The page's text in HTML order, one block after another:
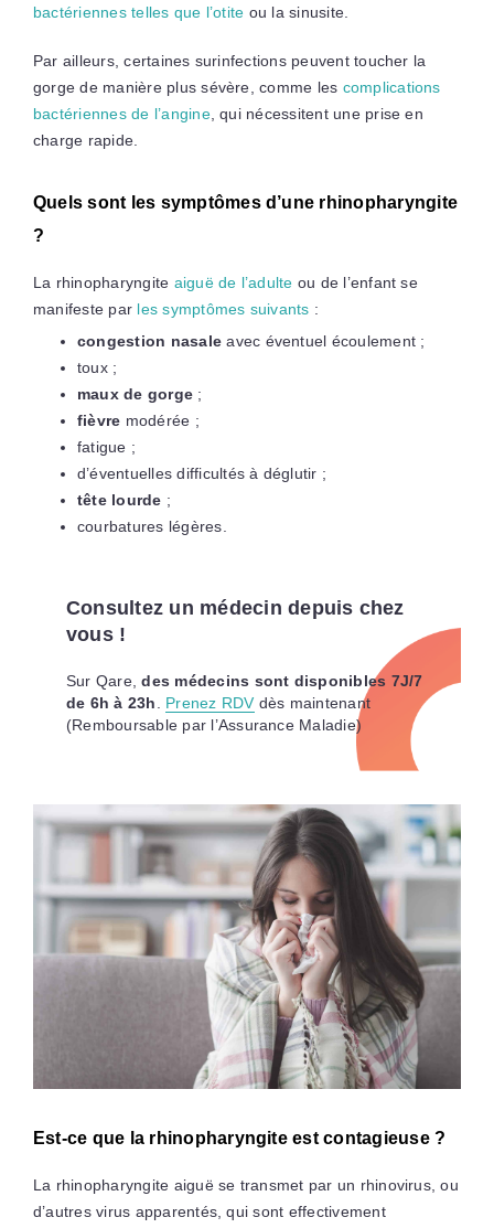
bactériennes telles que l’otite ou la sinusite.
Par ailleurs, certaines surinfections peuvent toucher la
gorge de manière plus sévère, comme les complications
bactériennes de l’angine, qui nécessitent une prise en
charge rapide.
Quels sont les symptômes d’une rhinopharyngite
?
La rhinopharyngite aiguë de l’adulte ou de l’enfant se
manifeste par les symptômes suivants :
congestion nasale avec éventuel écoulement ;
toux ;
maux de gorge ;
fièvre modérée ;
fatigue ;
d’éventuelles difficultés à déglutir ;
tête lourde ;
courbatures légères.
Consultez un médecin depuis chez
vous !
Sur Qare,des médecins sont disponibles 7J/7
de 6h à 23h
Prenez RDV dès maintenant
(Remboursable par l’Assurance Maladie)
Est-ce que la rhinopharyngite est contagieuse ?
La rhinopharyngite aiguë se transmet par un rhinovirus, ou
d’autres virus apparentés, qui sont effectivement